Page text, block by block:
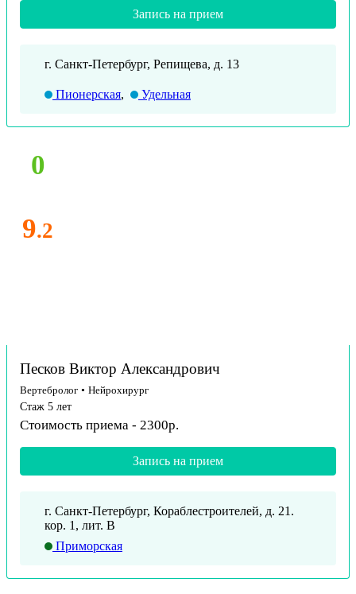
Запись на прием
г. Санкт-Петербург, Репищева, д. 13
Пионерская, Удельная
0
9.2
Песков Виктор Александрович
Вертебролог • Нейрохирург
Стаж 5 лет
Стоимость приема - 2300р.
Запись на прием
г. Санкт-Петербург, Кораблестроителей, д. 21.
кор. 1, лит. В
Приморская